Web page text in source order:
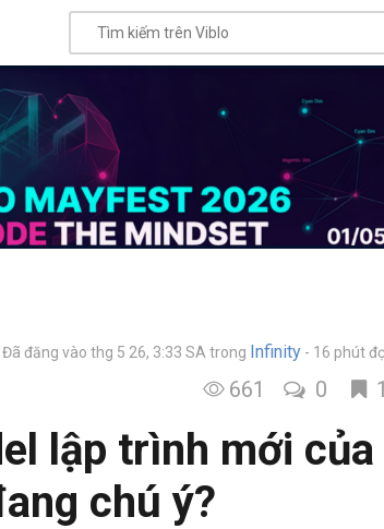
Đã đăng vào thg 5 26, 3:33 SAtrong Infinity 16 phút
661 0
lập trình mới của
chú ý?